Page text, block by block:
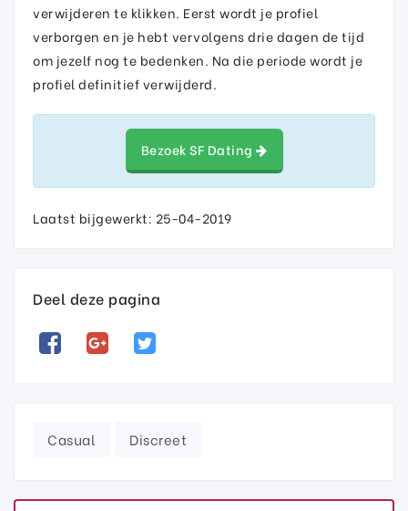
verwijderen te klikken. Eerst wordt je profiel
verborgen en je hebt vervolgens drie dagen de tijd
om jezelf nog te bedenken. Na die periode wordt je
profiel definitief verwijderd.
Bezoek SF Dating
Laatst bijgewerkt: 25-04-2019
Deel deze pagina
Casual Discreet